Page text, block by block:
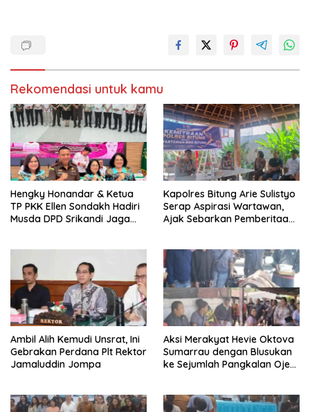
d
l
a
y
a
n
g
b
a
r
u
)
e
d
e
l
a
y
a
g
b
a
r
u
Rekomendasi untuk kamu
Hengky Honandar & Ketua
TP PKK Ellen Sondakh Hadiri
Musda DPD Srikandi Jaga
Kapolres Bitung Arie Sulistyo
Serap Aspirasi Wartawan,
Ajak Sebarkan Pemberitaan
Ambil Alih Kemudi Unsrat, Ini
Gebrakan Perdana Plt Rektor
Jamaluddin Jompa
Aksi Merakyat Hevie Oktova
Sumarrau dengan Blusukan
ke Sejumlah Pangkalan Ojek